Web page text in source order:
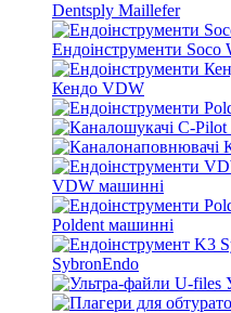
Dentsply Maillefer
Ендоінструменти Soco
Кендо VDW
VDW машинні
Poldent машинні
SybronEndo